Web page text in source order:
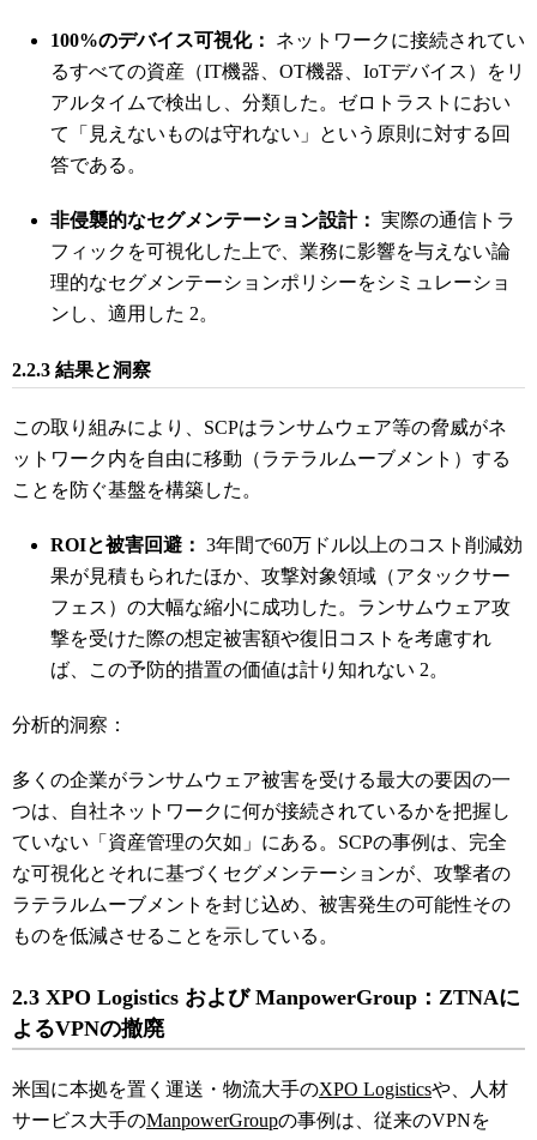
100%のデバイス可視化：
ネットワークに接続されてい
るすべての資産（IT機器、OT機器、IoTデバイス）をリ
アルタイムで検出し、分類した。ゼロトラストにおい
て「見えないものは守れない」という原則に対する回
答である。
非侵襲的なセグメンテーション設計： 実際の通信トラ
フィックを可視化した上で、業務に影響を与えない論
理的なセグメンテーションポリシーをシミュレーショ
ンし、適用した 2。
2.2.3 結果と洞察
この取り組みにより、SCPはランサムウェア等の脅威がネ
ットワーク内を自由に移動（ラテラルムーブメント）する
ことを防ぐ基盤を構築した。
ROIと被害回避： 3年間で60万ドル以上のコスト削減効
果が見積もられたほか、攻撃対象領域（アタックサー
フェス）の大幅な縮小に成功した。ランサムウェア攻
撃を受けた際の想定被害額や復旧コストを考慮すれ
ば、この予防的措置の価値は計り知れない 2。
分析的洞察：
多くの企業がランサムウェア被害を受ける最大の要因の一
つは、自社ネットワークに何が接続されているかを把握し
ていない「資産管理の欠如」にある。SCPの事例は、完全
な可視化とそれに基づくセグメンテーションが、攻撃者の
ラテラルムーブメントを封じ込め、被害発生の可能性その
ものを低減させることを示している。
2.3 XPO Logistics および ManpowerGroup：ZTNAに
よるVPNの撤廃
米国に本拠を置く運送・物流大手のXPO Logisticsや、人材
サービス大手のManpowerGroupの事例は、従来のVPNを